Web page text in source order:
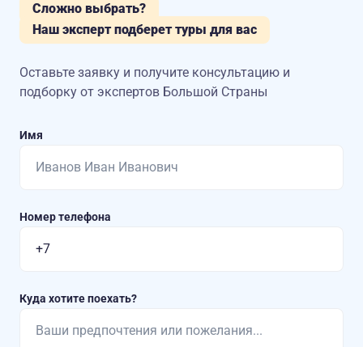
Сложно выбрать?
Наш эксперт подберет туры для вас
Оставьте заявку и получите консультацию и
подборку от экспертов Большой Страны
Имя
Номер телефона
Куда хотите поехать?